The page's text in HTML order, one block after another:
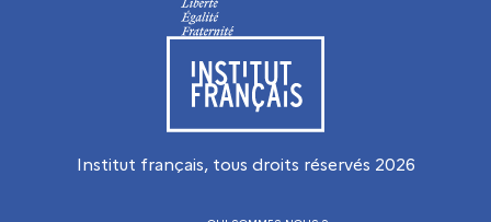
Visiter le site de l’Institut français
Institut français, tous droits réservés 2026